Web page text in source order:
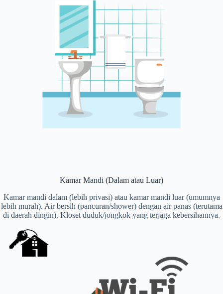
Kamar Mandi (Dalam atau Luar)
Kamar mandi dalam (lebih privasi) atau kamar mandi luar (umumnya
lebih murah). Air bersih (pancuran/shower) dengan air panas (terutama
di daerah dingin). Kloset duduk/jongkok yang terjaga kebersihannya.